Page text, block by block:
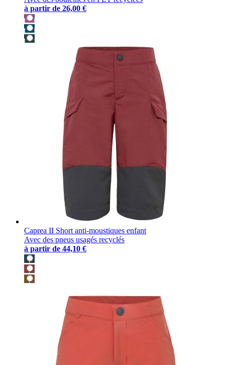
à partir de 26,00 €
Caprea II Short anti-moustiques enfant
Avec des pneus usagés recyclés
à partir de 44,10 €